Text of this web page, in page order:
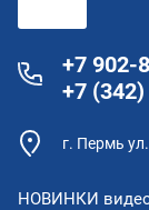
+7 902-
+7
г. Пермь
НОВИНКИ